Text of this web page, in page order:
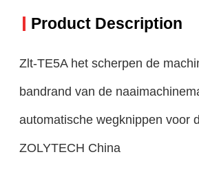
Product Description
Zlt-TE5A het scherpen de
bandrand van de
automatische wegknippen voor
ZOLYTECH China